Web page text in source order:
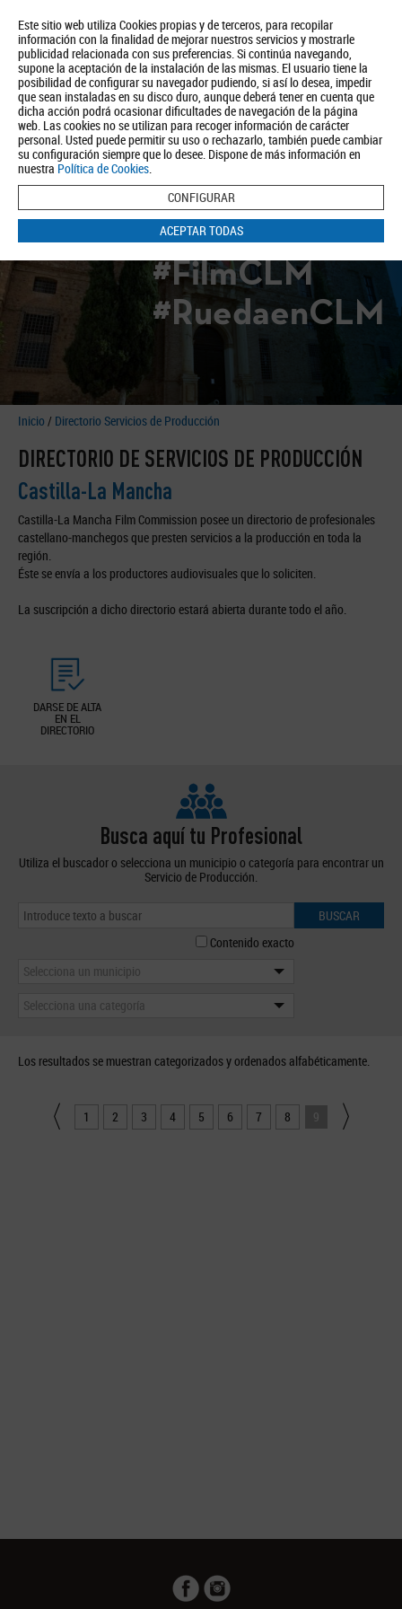
Este sitio web utiliza Cookies propias y de terceros, para recopilar
información con la finalidad de mejorar nuestros servicios y mostrarle
publicidad relacionada con sus preferencias. Si continúa navegando,
supone la aceptación de la instalación de las mismas. El usuario tiene la
posibilidad de configurar su navegador pudiendo, si así lo desea, impedir
que sean instaladas en su disco duro, aunque deberá tener en cuenta que
dicha acción podrá ocasionar dificultades de navegación de la página
web. Las cookies no se utilizan para recoger información de carácter
personal. Usted puede permitir su uso o rechazarlo, también puede cambiar
su configuración siempre que lo desee. Dispone de más información en
nuestra Política de Cookies.
CONFIGURAR
ACEPTAR TODAS
Quiénes somos Turismo Política de Privacidad Aviso Legal
Política de Cookies
BUSCAR
#FilmCLM
#RuedaenCLM
Inicio / Directorio Servicios de Producción
DIRECTORIO DE SERVICIOS DE PRODUCCIÓN
Castilla-La Mancha
Castilla-La Mancha Film Commission posee un directorio de profesionales
castellano-manchegos que presten servicios a la producción en toda la
región.
Éste se envía a los productores audiovisuales que lo soliciten.
La suscripción a dicho directorio estará abierta durante todo el año.
DARSE DE ALTA
EN EL
DIRECTORIO
Busca aquí tu Profesional
Utiliza el buscador o selecciona un municipio o categoría para encontrar un
Servicio de Producción.
BUSCAR
Contenido exacto
Selecciona un municipio
Selecciona una categoría
Los resultados se muestran categorizados y ordenados alfabéticamente.
1 2 3 4 5 6 7 8 9